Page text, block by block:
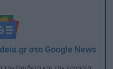
στο Google News